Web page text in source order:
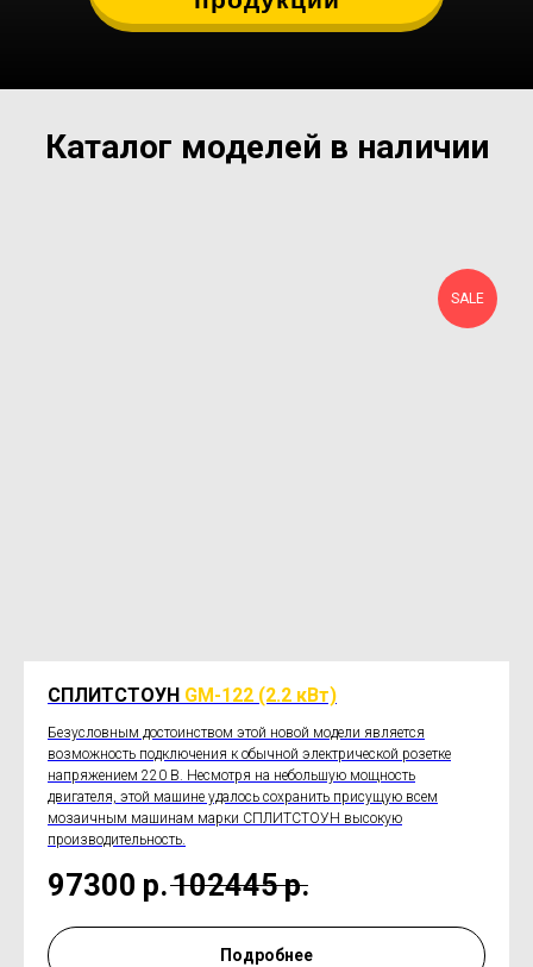
Каталог моделей в наличии
SALE
СПЛИТСТОУН GM-122 (2.2 кВт)
Безусловным достоинством этой новой модели является
возможность подключения к обычной электрической розетке
напряжением 220 В. Несмотря на небольшую мощность
двигателя, этой машине удалось сохранить присущую всем
мозаичным машинам марки СПЛИТСТОУН высокую
производительность.
97300 р.102445р.
Подробнее